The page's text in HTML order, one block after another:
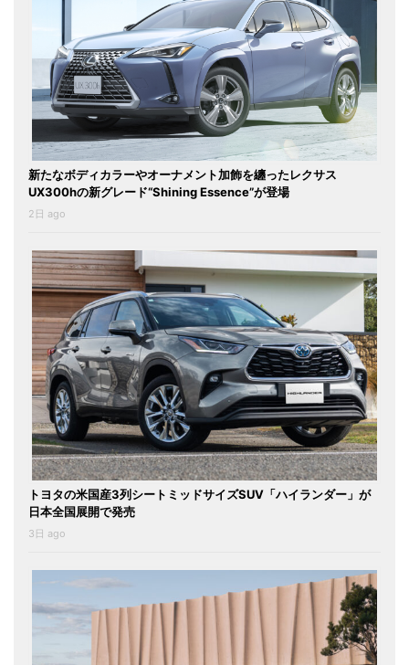
新たなボディカラーやオーナメント加飾を纏ったレクサス
UX300hの新グレード“Shining Essence”が登場
2日 ago
トヨタの米国産3列シートミッドサイズSUV「ハイランダー」が
日本全国展開で発売
3日 ago